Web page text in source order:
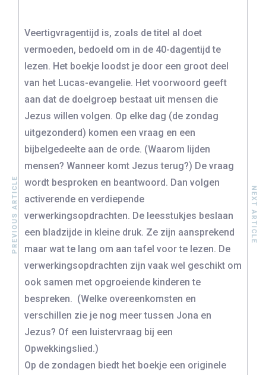
Veertigvragentijd is, zoals de titel al doet
vermoeden, bedoeld om in de 40-dagentijd te
lezen. Het boekje loodst je door een groot deel
van het Lucas-evangelie. Het voorwoord geeft
aan dat de doelgroep bestaat uit mensen die
Jezus willen volgen. Op elke dag (de zondag
uitgezonderd) komen een vraag en een
bijbelgedeelte aan de orde. (Waarom lijden
mensen? Wanneer komt Jezus terug?) De vraag
wordt besproken en beantwoord. Dan volgen
activerende en verdiepende
verwerkingsopdrachten. De leesstukjes beslaan
een bladzijde in kleine druk. Ze zijn aansprekend
maar wat te lang om aan tafel voor te lezen. De
verwerkingsopdrachten zijn vaak wel geschikt om
ook samen met opgroeiende kinderen te
bespreken. (Welke overeenkomsten en
verschillen zie je nog meer tussen Jona en
Jezus? Of een luistervraag bij een
Opwekkingslied.)
Op de zondagen biedt het boekje een originele
PREVIOUS ARTICLE NEXT ARTICLE